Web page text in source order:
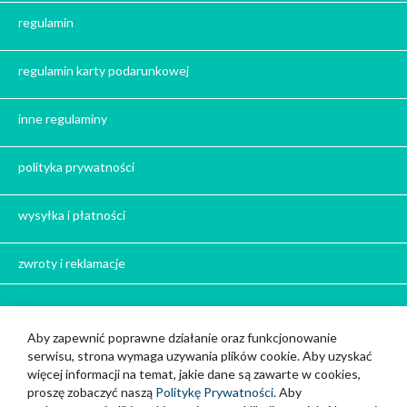
Prezent dla chłopaka na święta
Prezent dla koleżanki na święta
Prezent dla mamy na święta
Prezent dla brata na święta
Prezenty dla mężczyzny na święta
Prezent dla kobiety na święta
regulamin
regulamin karty podarunkowej
inne regulaminy
polityka prywatności
wysyłka i płatności
zwroty i reklamacje
Bądź z nami w kontakcie
Cup and You z siedzibą w Strzelcach Opolskich
888 111 717
Aby zapewnić poprawne działanie oraz funkcjonowanie
serwisu, strona wymaga uzywania plików cookie. Aby uzyskać
więcej informacji na temat, jakie dane są zawarte w cookies,
proszę zobaczyć naszą Politykę Prywatności. Aby